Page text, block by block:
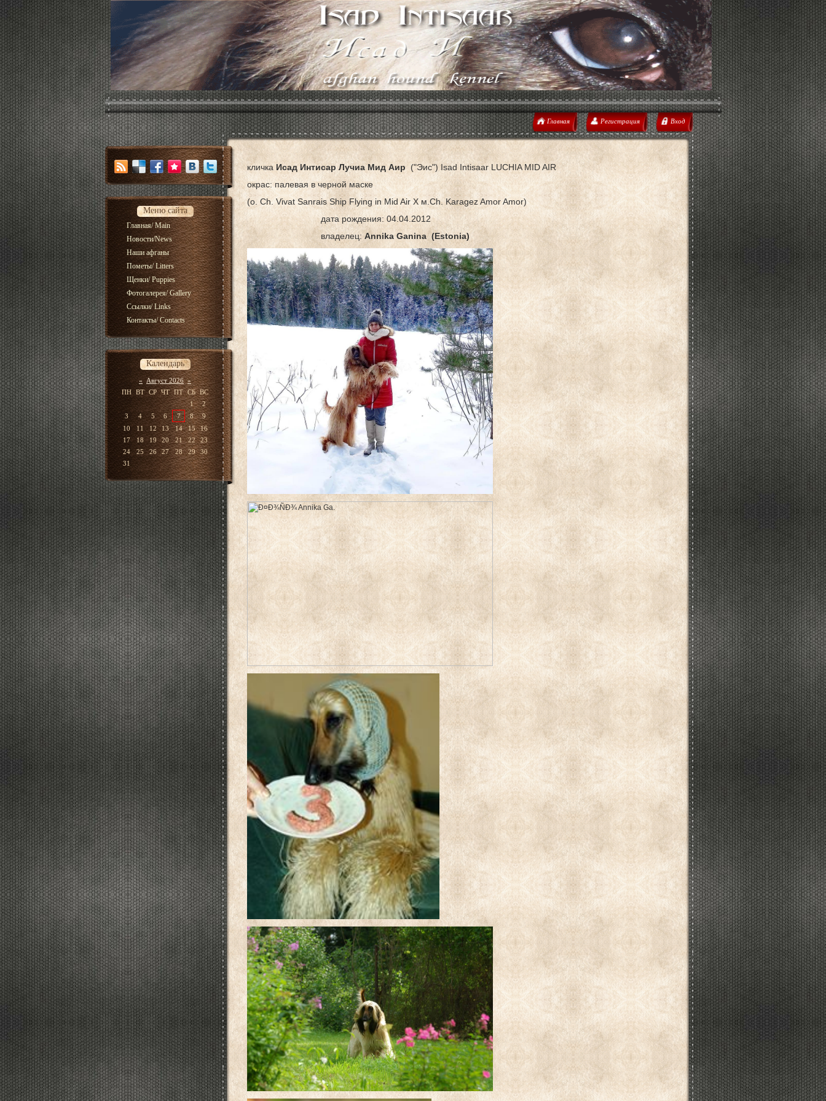
Главная Регистрация Вход
Меню сайта
Главная/ Main
Новости/News
Наши афганы
Пометы/ Litters
Щенки/ Puppies
Фотогалерея/ Gallery
Ссылки/ Links
Контакты/ Contacts
Календарь
« Август 2026 »
ПН ВТ СР ЧТ ПТ СБ ВС
1
2
3
4 5 6 7 8
9
10
11 12 13 14 15
16
17
18 19 20 21 22
23
24
25 26 27 28 29
30
31
кличка Исад Интисар Лучиа Мид Aир ("Эис")Isad Intisaar LUCHIA MID AIR
окрас: палевая в черной маске
(о. Ch. Vivat Sanrais Ship Flying in Mid Air Х м.Ch. Karagez Amor Amor)
дата рождения: 04.04.2012
владелец: Annika Ganina (Estonia)